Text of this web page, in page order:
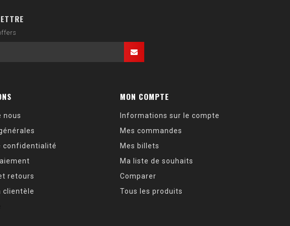
nous
confidentialité
retours
clientèle
MON COMPTE
Informations sur le compte
Mes commandes
Mes billets
Ma liste de souhaits
Comparer
Tous les produits